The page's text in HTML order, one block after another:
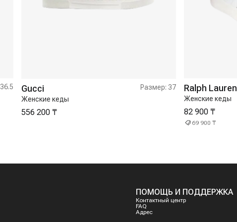
36.5 Gucci
Женские кеды
Размер: 37
556 200 ₸
Ralph Lauren
Женские кеды
82 900 ₸
69 900 ₸
ПОМОЩЬ И ПОДДЕРЖКА
Контактный центр
FAQ
Адрес